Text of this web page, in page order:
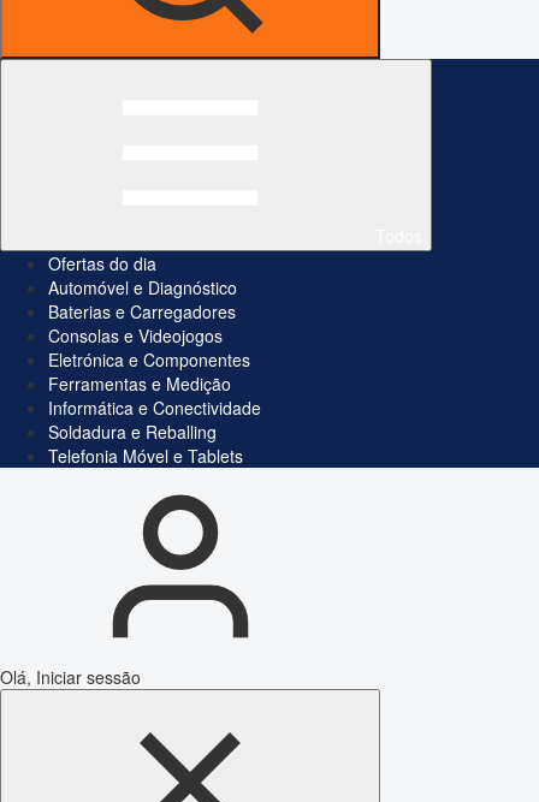
Ofertas do dia
Automóvel e Diagnóstico
Baterias e Carregadores
Consolas e Videojogos
Eletrónica e Componentes
Ferramentas e Medição
Informática e Conectividade
Soldadura e Reballing
Telefonia Móvel e Tablets
Olá, Iniciar sessão